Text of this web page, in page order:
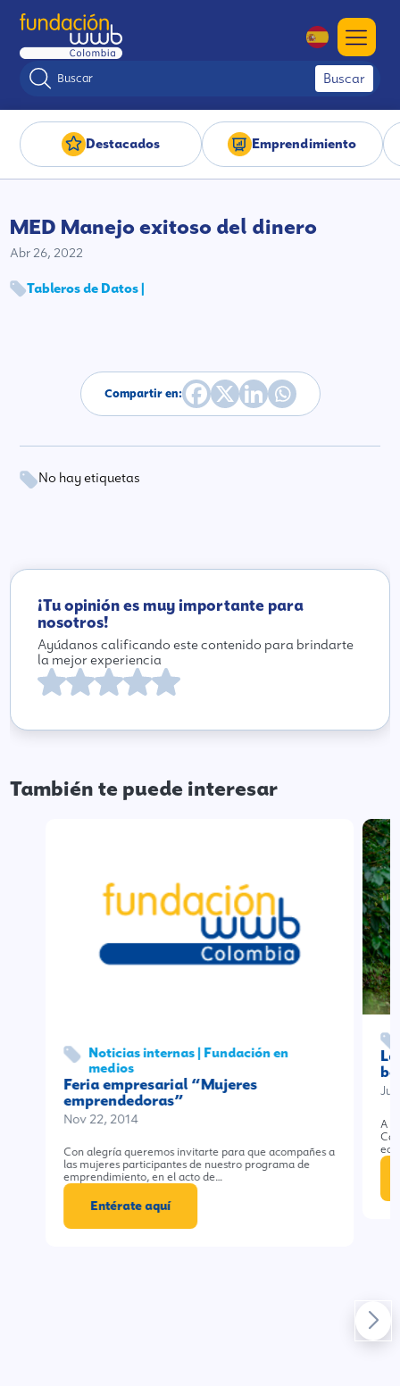
Buscar
Destacados Emprendimiento
MED Manejo exitoso del dinero
Abr 26, 2022
Tableros de Datos |
Compartir en:
No hay etiquetas
¡Tu opinión es muy importante para
nosotros!
Ayúdanos calificando este contenido para brindarte
la mejor experiencia
También te puede interesar
Noticias internas | Fundación en
medios
Feria empresarial “Mujeres
emprendedoras”
Nov 22, 2014
Con alegría queremos invitarte para que acompañes a
las mujeres participantes de nuestro programa de
emprendimiento, en el acto de…
Entérate aquí
Jul
A